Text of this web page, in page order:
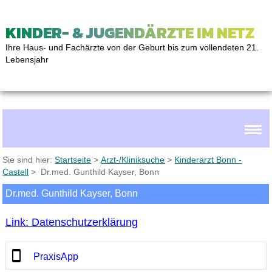
KINDER- & JUGENDÄRZTE IM NETZ
Ihre Haus- und Fachärzte von der Geburt bis zum vollendeten 21.
Lebensjahr
Sie sind hier:Startseite >Arzt-/Kliniksuche > Kinderarzt Bonn -
Castell > Dr.med. Gunthild Kayser, Bonn
Dr.med. Gunthild Kayser, Bonn
Link: Datenschutzerklärung
PraxisApp